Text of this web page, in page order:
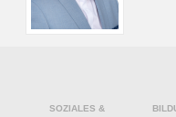
SOZIALES &